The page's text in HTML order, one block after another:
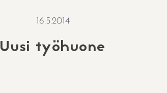
16.5.2014
Uusi työhuone